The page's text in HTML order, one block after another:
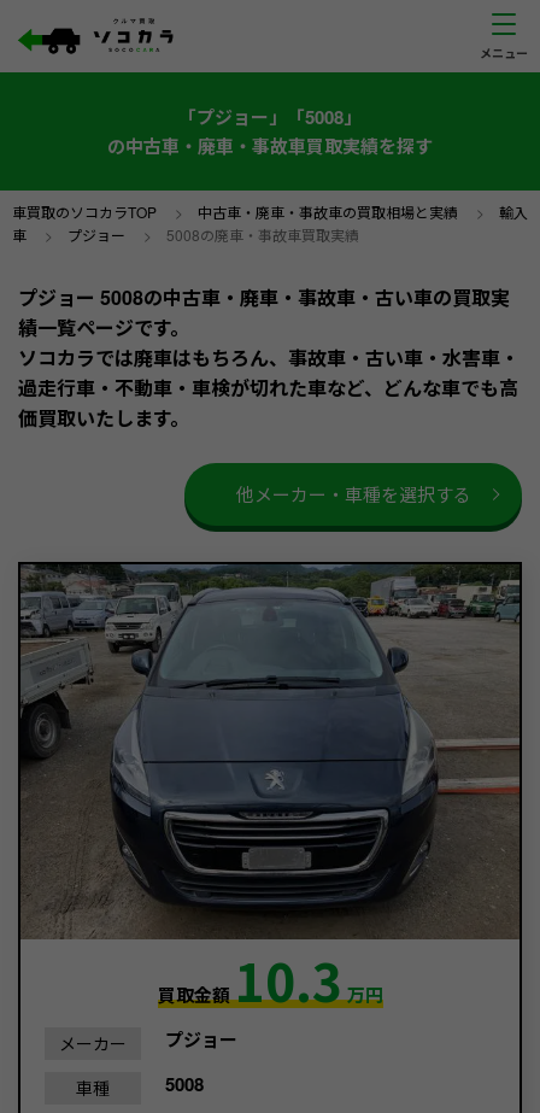
「プジョー」「5008」
の中古車・廃車・事故車買取実績を探す
車買取のソコカラTOP > 中古車・廃車・事故車の買取相場と実績 > 輸入
車 > プジョー > 5008の廃車・事故車買取実績
プジョー 5008の中古車・廃車・事故車・古い車の買取実
績一覧ページです。
ソコカラでは廃車はもちろん、事故車・古い車・水害車・
過走行車・不動車・車検が切れた車など、どんな車でも高
価買取いたします。
他メーカー・車種を選択する
買取金額10.3万円
メーカー プジョー
車種 5008